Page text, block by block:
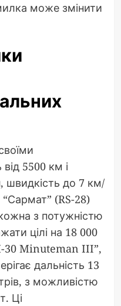
може змінити
5500 км і
швидкість до 7 км/
(RS-28)
з потужністю
цілі на 18 000
30 Minuteman III”,
дальність 13
з можливістю
Ці